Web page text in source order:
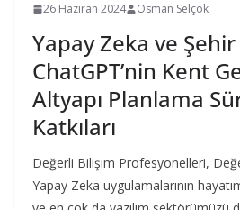
26 Haziran 2024 Osman Selçok
Yapay Zeka ve
ChatGPT’nin Kent
Altyapı Planlama
Katkıları
Değerli Bilişim Profesyonelleri,
Yapay Zeka uygulamalarının